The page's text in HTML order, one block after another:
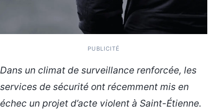
PUBLICITÉ
Dans un climat de surveillance renforcée, les
services de sécurité ont récemment mis en
échec un projet d’acte violent à Saint-Étienne.